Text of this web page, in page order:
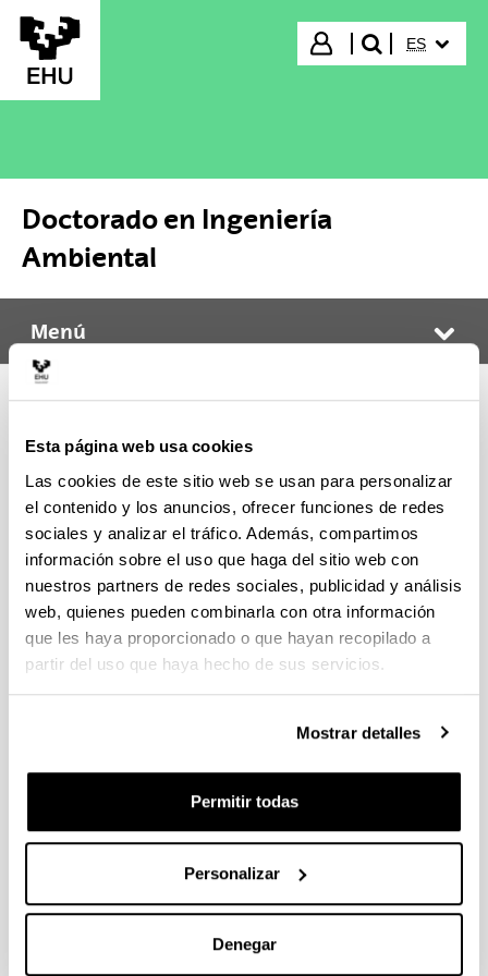
Esta página web usa cookies
Las cookies de este sitio web se usan para personalizar
el contenido y los anuncios, ofrecer funciones de redes
sociales y analizar el tráfico. Además, compartimos
información sobre el uso que haga del sitio web con
nuestros partners de redes sociales, publicidad y análisis
web, quienes pueden combinarla con otra información
que les haya proporcionado o que hayan recopilado a
partir del uso que haya hecho de sus servicios.
Mostrar detalles
Permitir todas
Personalizar
Denegar
Saltar al contenido principal
Iniciar sesión
buscar"
ES
Doctorado en Ingeniería
Ambiental
Doctorado en Ingeniería Ambiental
Menú
Doctorado en Ingeniería
Ambiental
participan la Universidad del País Vasco UPV/EHU
(Escuela de Ingeniería de Bilbao, EIB) y la
Universidad de Cantabria UC (ETS de Ingenieros
ETSICCP). El objetivo principal del Programa es la
formación de investigadores de la máxima calidad
contribuyendo así al progreso científico, técnico,
social y económico en el ámbito de la Ingeniería
Ambiental. Este objetivo responde a una creciente